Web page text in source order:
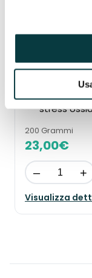
sistema
Aiuta a
stress
200 Grammi
23,00€
– +
Visualizza